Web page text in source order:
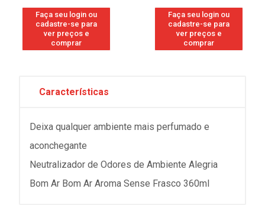
Faça seu login ou
cadastre-se para
ver preços e
comprar
Faça seu login ou
cadastre-se para
ver preços e
comprar
Características
Deixa qualquer ambiente mais perfumado e
aconchegante
Neutralizador de Odores de Ambiente Alegria
Bom Ar Bom Ar Aroma Sense Frasco 360ml